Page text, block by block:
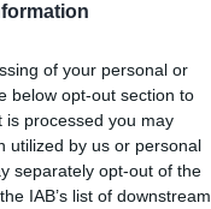
of your personal or
below opt-out section to
processed you may
utilized by us or personal
separately opt-out of the
IAB’s list of downstream